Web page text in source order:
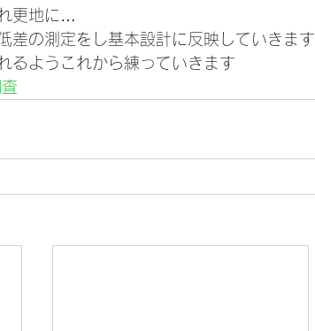
更地に…
差の測定をし基本設計に反映していきます
るようこれから練っていきます